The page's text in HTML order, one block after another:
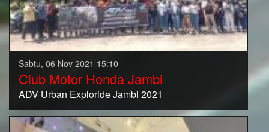
Sabtu, 06 Nov 2021 15:10
Club Motor Honda Jambi
ADV Urban Exploride Jambi 2021